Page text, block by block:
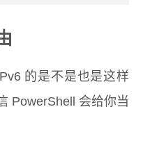
的是不是也是这样
PowerShell 会给你当